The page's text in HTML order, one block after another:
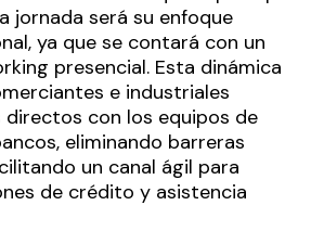
jornada será su enfoque
ya que se contará con un
presencial. Esta dinámica
e industriales
con los equipos de
eliminando barreras
un canal ágil para
de crédito y asistencia